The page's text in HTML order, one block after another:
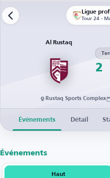
Tour 24 -
Al Rustaq
2
Rustaq Sports Complex
Événements Détail
Événements
Haut